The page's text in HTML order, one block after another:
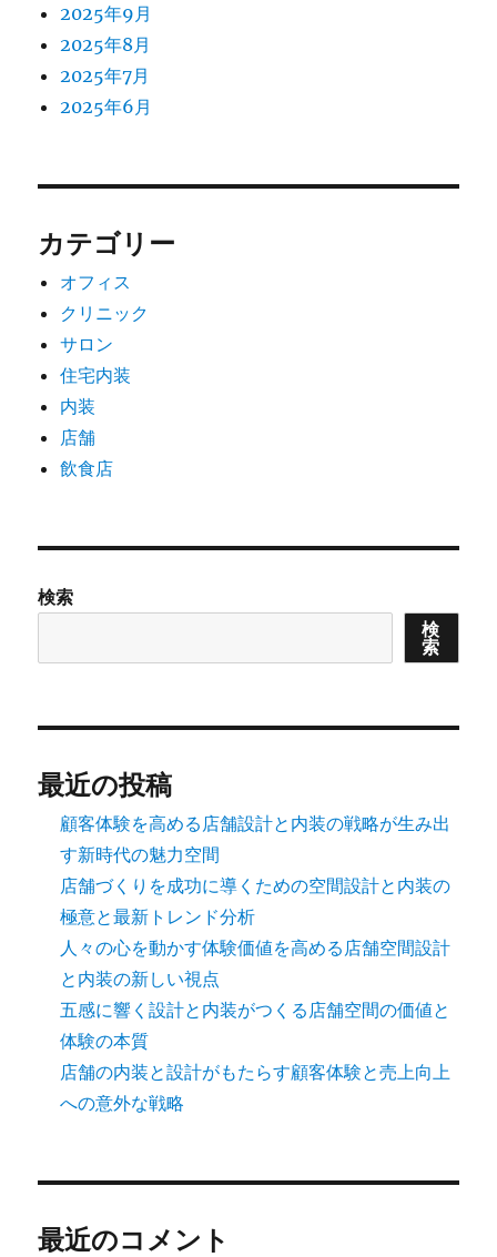
2025年9月
2025年8月
2025年7月
2025年6月
カテゴリー
オフィス
クリニック
サロン
住宅内装
内装
店舗
飲食店
検索
検
索
最近の投稿
顧客体験を高める店舗設計と内装の戦略が生み出
す新時代の魅力空間
店舗づくりを成功に導くための空間設計と内装の
極意と最新トレンド分析
人々の心を動かす体験価値を高める店舗空間設計
と内装の新しい視点
五感に響く設計と内装がつくる店舗空間の価値と
体験の本質
店舗の内装と設計がもたらす顧客体験と売上向上
への意外な戦略
最近のコメント